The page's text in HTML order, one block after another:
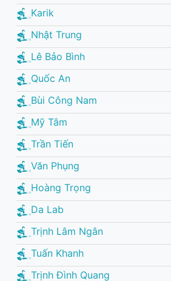
Karik
Nhật Trung
Lê Bảo Bình
Quốc An
Bùi Công Nam
Mỹ Tâm
Trần Tiến
Văn Phụng
Hoàng Trọng
Da Lab
Trịnh Lâm Ngân
Tuấn Khanh
Trịnh Đình Quang